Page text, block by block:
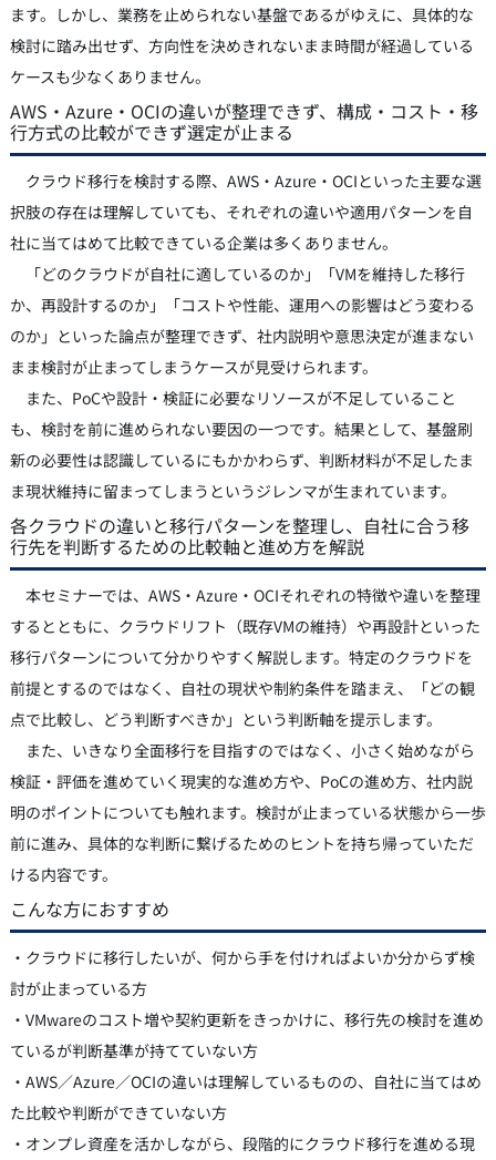
ます。しかし、業務を止められない基盤であるがゆえに、具体的な
検討に踏み出せず、方向性を決めきれないまま時間が経過している
ケースも少なくありません。
AWS・Azure・OCIの違いが整理できず、構成・コスト・移
行方式の比較ができず選定が止まる
クラウド移行を検討する際、AWS・Azure・OCIといった主要な選
択肢の存在は理解していても、それぞれの違いや適用パターンを自
社に当てはめて比較できている企業は多くありません。
「どのクラウドが自社に適しているのか」「VMを維持した移行
か、再設計するのか」「コストや性能、運用への影響はどう変わる
のか」といった論点が整理できず、社内説明や意思決定が進まない
まま検討が止まってしまうケースが見受けられます。
また、PoCや設計・検証に必要なリソースが不足していること
も、検討を前に進められない要因の一つです。結果として、基盤刷
新の必要性は認識しているにもかかわらず、判断材料が不足したま
ま現状維持に留まってしまうというジレンマが生まれています。
各クラウドの違いと移行パターンを整理し、自社に合う移
行先を判断するための比較軸と進め方を解説
本セミナーでは、AWS・Azure・OCIそれぞれの特徴や違いを整理
するとともに、クラウドリフト（既存VMの維持）や再設計といった
移行パターンについて分かりやすく解説します。特定のクラウドを
前提とするのではなく、自社の現状や制約条件を踏まえ、「どの観
点で比較し、どう判断すべきか」という判断軸を提示します。
また、いきなり全面移行を目指すのではなく、小さく始めながら
検証・評価を進めていく現実的な進め方や、PoCの進め方、社内説
明のポイントについても触れます。検討が止まっている状態から一歩
前に進み、具体的な判断に繋げるためのヒントを持ち帰っていただ
ける内容です。
こんな方におすすめ
・クラウドに移行したいが、何から手を付ければよいか分からず検
討が止まっている方
・VMwareのコスト増や契約更新をきっかけに、移行先の検討を進め
ているが判断基準が持てていない方
・AWS／Azure／OCIの違いは理解しているものの、自社に当てはめ
た比較や判断ができていない方
・オンプレ資産を活かしながら、段階的にクラウド移行を進める現